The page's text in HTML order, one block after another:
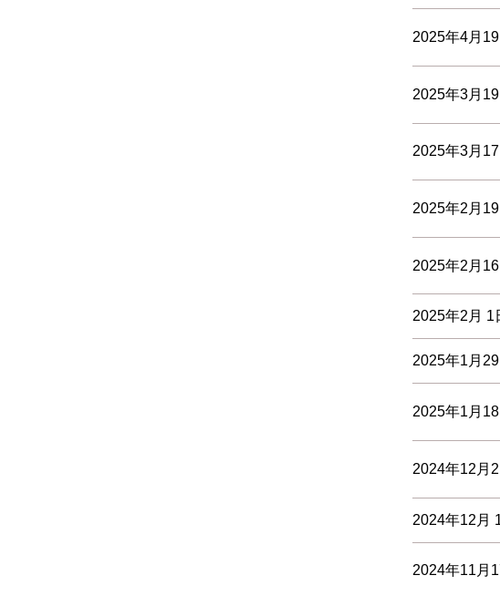
2025年4月19
2025年3月19
2025年3月17
2025年2月19
2025年2月16
2025年2月 1
2025年1月29
2025年1月18
2024年12月
2024年12月
2024年11月